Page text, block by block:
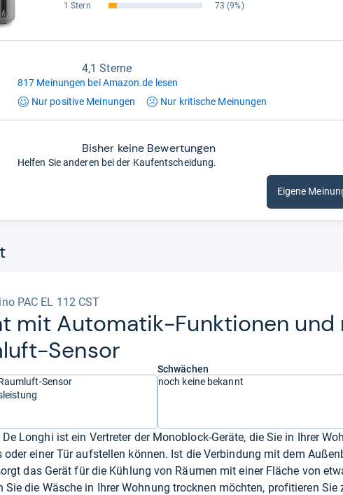
1 Stern
73 (9%)
4,1 Sterne
817 Meinungen bei Amazon.de lesen
Nur positive Meinungen Nur kritische Meinungen
Bisher keine Bewertungen
Helfen Sie anderen bei der Kaufentscheidung.
Eigene
PAC EL 112 CST
mit Auto­ma­tik-​Funk­tio­nen
​Sen­sor
Sensor
Schwächen
noch keine bekannt
Longhi ist ein Vertreter der Monoblock-Geräte, die Sie in Ihrer
oder einer Tür aufstellen können. Ist die Verbindung mit dem
das Gerät für die Kühlung von Räumen mit einer Fläche von
Sie die Wäsche in Ihrer Wohnung trocknen möchten, profitieren Sie